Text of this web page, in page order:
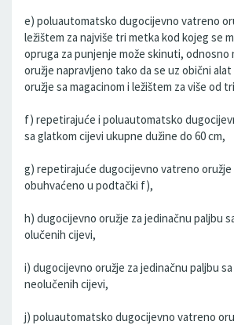
e) poluautomatsko dugocijevno vatreno
ležištem za najviše tri metka kod kojeg se
opruga za punjenje može skinuti, odnosno
oružje napravljeno tako da se uz obični
oružje sa magacinom i ležištem za više od
f) repetirajuće i poluautomatsko
sa glatkom cijevi ukupne dužine do 60 cm,
g) repetirajuće dugocijevno vatreno oružje
obuhvaćeno u podtački f),
h) dugocijevno oružje za jedinačnu paljbu
olučenih cijevi,
i) dugocijevno oružje za jedinačnu paljbu
neolučenih cijevi,
j) poluautomatsko dugocijevno vatreno